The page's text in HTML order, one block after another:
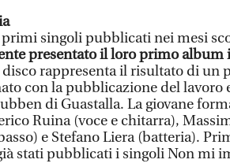
singoli pubblicati nei mesi
presentato il loro primo album
disco rappresenta il risultato di un
con la pubblicazione del lavoro
di Guastalla. La giovane
Ruina (voce e chitarra),
e Stefano Liera (batteria).
stati pubblicati i singoli Non mi